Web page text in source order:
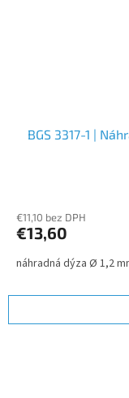
BGS 3317-1 |
€11,10 bez DPH
€13,60
náhradná dýza Ø 1,2